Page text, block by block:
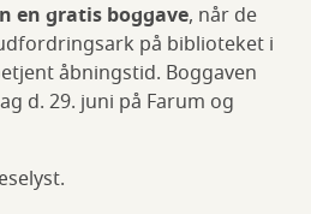
en gratis boggave, når de
på biblioteket i
åbningstid. Boggaven
d. 29. juni på Farum og